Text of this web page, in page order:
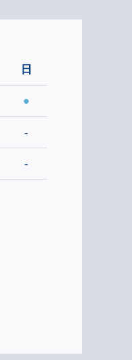
日
●
-
-